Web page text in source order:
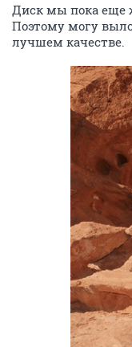
Диск мы пока еще
Поэтому могу
лучшем качестве.